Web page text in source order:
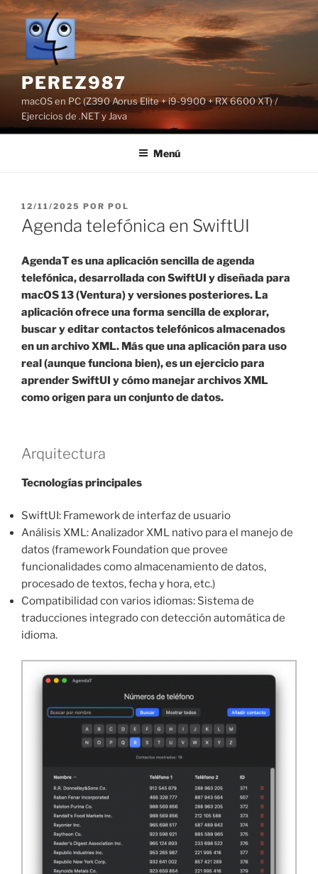
Saltar
contenido
PEREZ987
macOS en PC (Z390 Aorus Elite + i9-9900 + RX 6600 XT) /
Ejercicios de .NET y Java
Menú
PUBLICADO
EL
12/11/2025 POR POL
Agenda telefónica en SwiftUI
AgendaT es una aplicación sencilla de agenda
telefónica, desarrollada con SwiftUI y diseñada para
macOS 13 (Ventura) y versiones posteriores. La
aplicación ofrece una forma sencilla de explorar,
buscar y editar contactos telefónicos almacenados
en un archivo XML. Más que una aplicación para uso
real (aunque funciona bien), es un ejercicio para
aprender SwiftUI y cómo manejar archivos XML
como origen para un conjunto de datos.
Arquitectura
Tecnologías principales
SwiftUI: Framework de interfaz de usuario
Análisis XML: Analizador XML nativo para el manejo de
datos (framework Foundation que provee
funcionalidades como almacenamiento de datos,
procesado de textos, fecha y hora, etc.)
Compatibilidad con varios idiomas: Sistema de
traducciones integrado con detección automática de
idioma.